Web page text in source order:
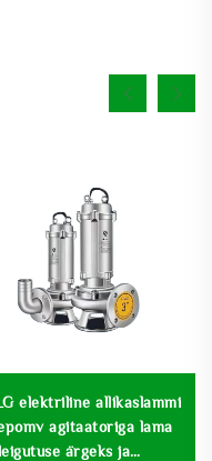
elektriline allikaslammi
agitaatoriga lama
ärgeks ja